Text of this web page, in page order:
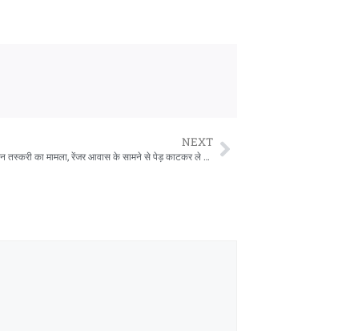
NEXT
मरवाही वन मंडल में चंदन तस्करी का मामला, रेंजर आवास के सामने से पेड़ काटकर ले गए तस्कर